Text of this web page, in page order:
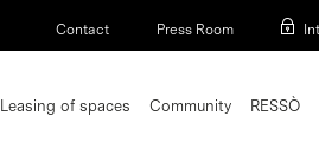
Contact Press Room
Leasing of spaces Community RESSÒ